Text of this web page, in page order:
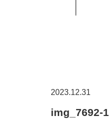
2023.12.31
img_7692-1